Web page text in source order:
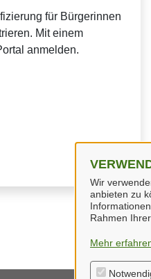
Wir
anbieten zu
Rahmen
Mehr
für Bürgerinnen
Mit einem
anmelden.